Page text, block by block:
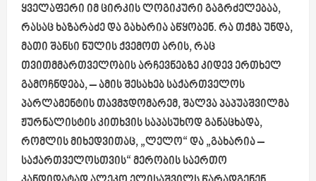
ყველაფერი იმ ცირკის ლოგიკური გაგრძელებაა,
რასაც ხაზარაძე და გახარია აწყობენ. რა თქმა უნდა,
მათი შანსი ნულის ქვემოთ არის, რაც
თვითმმართველობის არჩევნებზე კიდევ ერთხელ
გამოჩნდება, – ამის შესახებ საქართველოს
პარლამენტის თავმჯდომარემ, შალვა პაპუაშვილმა
ჟურნალისტის კითხვის საპასუხოდ განაცხადა,
რომლის მიხედვითაც, „ლელო“ და „გახარია –
საქართველოსთვის“ მერობის საერთო